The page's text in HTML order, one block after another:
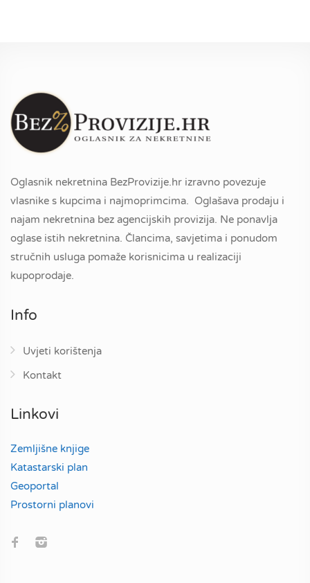
Oglasnik nekretnina BezProvizije.hr izravno povezuje
vlasnike s kupcima i najmoprimcima. Oglašava prodaju i
najam nekretnina bez agencijskih provizija. Ne ponavlja
oglase istih nekretnina. Člancima, savjetima i ponudom
stručnih usluga pomaže korisnicima u realizaciji
kupoprodaje.
Info
Uvjeti korištenja
Kontakt
Linkovi
Zemljišne knjige
Katastarski plan
Geoportal
Prostorni planovi